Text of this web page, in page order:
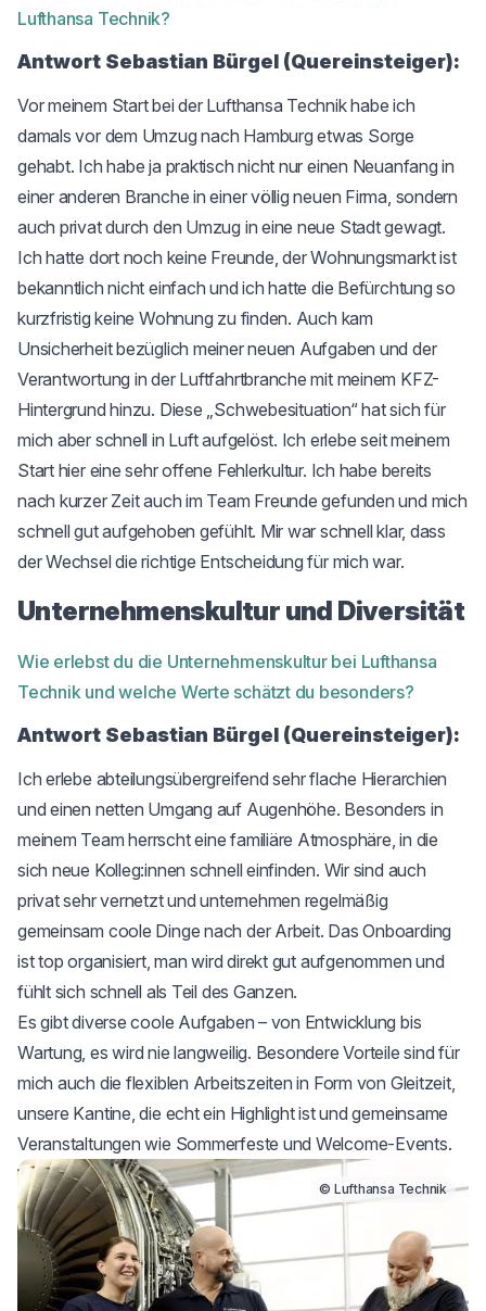
Lufthansa Technik?
Antwort Sebastian Bürgel (Quereinsteiger):
Vor meinem Start bei der Lufthansa Technik habe ich
damals vor dem Umzug nach Hamburg etwas Sorge
gehabt. Ich habe ja praktisch nicht nur einen Neuanfang in
einer anderen Branche in einer völlig neuen Firma, sondern
auch privat durch den Umzug in eine neue Stadt gewagt.
Ich hatte dort noch keine Freunde, der Wohnungsmarkt ist
bekanntlich nicht einfach und ich hatte die Befürchtung so
kurzfristig keine Wohnung zu finden. Auch kam
Unsicherheit bezüglich meiner neuen Aufgaben und der
Verantwortung in der Luftfahrtbranche mit meinem KFZ-
Hintergrund hinzu. Diese „Schwebesituation“ hat sich für
mich aber schnell in Luft aufgelöst. Ich erlebe seit meinem
Start hier eine sehr offene Fehlerkultur. Ich habe bereits
nach kurzer Zeit auch im Team Freunde gefunden und mich
schnell gut aufgehoben gefühlt. Mir war schnell klar, dass
der Wechsel die richtige Entscheidung für mich war.
Unternehmenskultur und Diversität
Wie erlebst du die Unternehmenskultur bei Lufthansa
Technik und welche Werte schätzt du besonders?
Antwort Sebastian Bürgel (Quereinsteiger):
Ich erlebe abteilungsübergreifend sehr flache Hierarchien
und einen netten Umgang auf Augenhöhe. Besonders in
meinem Team herrscht eine familiäre Atmosphäre, in die
sich neue Kolleg:innen schnell einfinden. Wir sind auch
privat sehr vernetzt und unternehmen regelmäßig
gemeinsam coole Dinge nach der Arbeit. Das Onboarding
ist top organisiert, man wird direkt gut aufgenommen und
fühlt sich schnell als Teil des Ganzen.
Es gibt diverse coole Aufgaben – von Entwicklung bis
Wartung, es wird nie langweilig. Besondere Vorteile sind für
mich auch die flexiblen Arbeitszeiten in Form von Gleitzeit,
unsere Kantine, die echt ein Highlight ist und gemeinsame
Veranstaltungen wie Sommerfeste und Welcome-Events.
© Lufthansa Technik